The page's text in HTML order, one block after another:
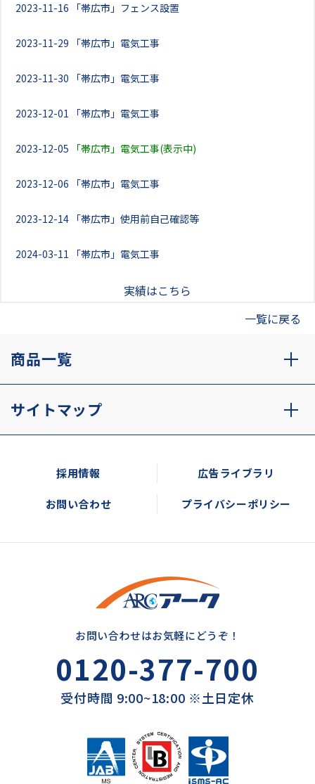
2023-11-16 「帯広市」フェンス設置
2023-11-29 「帯広市」電気工事
2023-11-30 「帯広市」電気工事
2023-12-01 「帯広市」電気工事
2023-12-05 「帯広市」電気工事(表示中)
2023-12-06 「帯広市」電気工事
2023-12-14 「帯広市」使用前自己確認等
2024-03-11 「帯広市」電気工事
実績はこちら
一覧に戻る
商品一覧
サイトマップ
採用情報 広告ライブラリ
お問い合わせ プライバシーポリシー
お問い合わせはお気軽にどうぞ！
0120-377-700
受付時間 9:00~18:00 ※土日定休